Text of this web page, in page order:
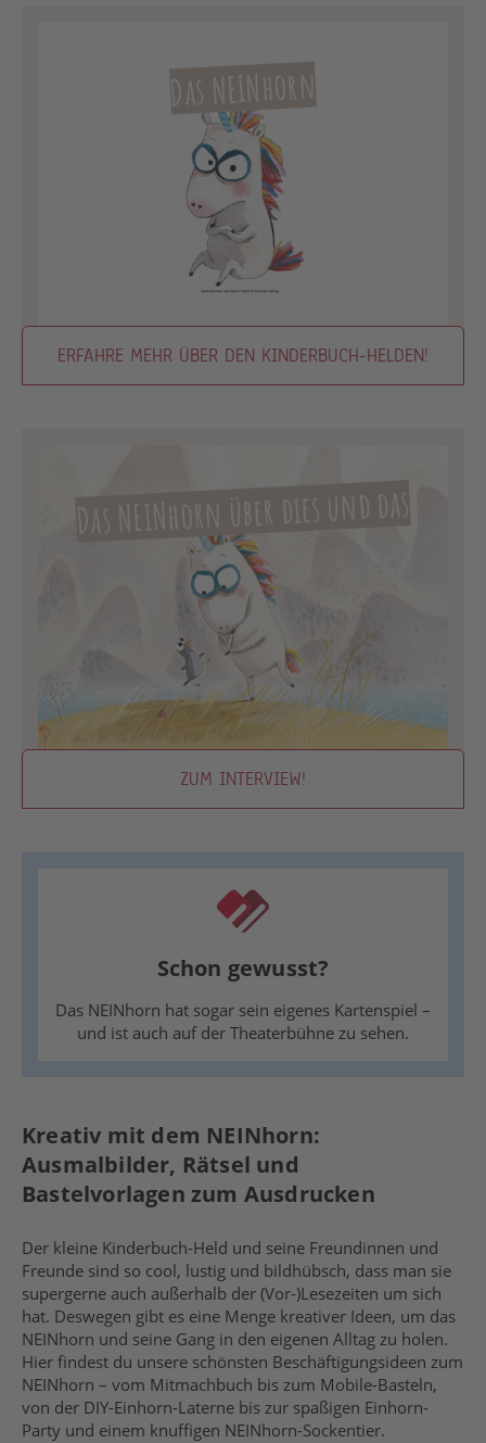
Das NEINhorn
ERFAHRE MEHR ÜBER DEN KINDERBUCH-HELDEN!
Das NEINhorn über dies und das
ZUM INTERVIEW!
Schon gewusst?
Das NEINhorn hat sogar sein eigenes Kartenspiel –
und ist auch auf der Theaterbühne zu sehen.
Kreativ mit dem NEINhorn:
Ausmalbilder, Rätsel und
Bastelvorlagen zum Ausdrucken
Der kleine Kinderbuch-Held und seine Freundinnen und
Freunde sind so cool, lustig und bildhübsch, dass man sie
supergerne auch außerhalb der (Vor-)Lesezeiten um sich
hat. Deswegen gibt es eine Menge kreativer Ideen, um das
NEINhorn und seine Gang in den eigenen Alltag zu holen.
Hier findest du unsere schönsten Beschäftigungsideen zum
NEINhorn – vom Mitmachbuch bis zum Mobile-Basteln,
von der DIY-Einhorn-Laterne bis zur spaßigen Einhorn-
Party und einem knuffigen NEINhorn-Sockentier.